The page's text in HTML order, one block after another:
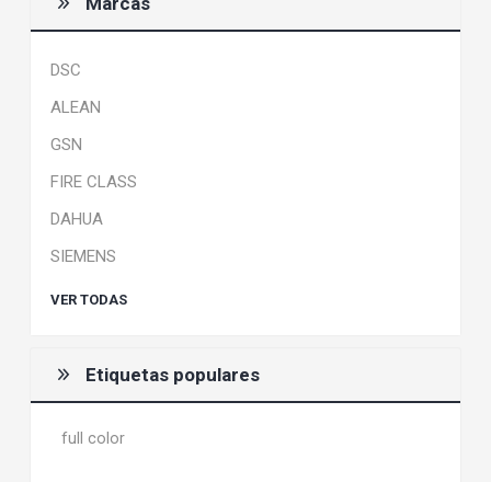
DSC
ALEAN
GSN
FIRE CLASS
DAHUA
SIEMENS
VER TODAS
Etiquetas populares
full color